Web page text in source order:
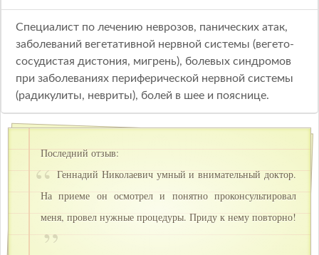
Специалист по лечению неврозов, панических атак,
заболеваний вегетативной нервной системы (вегето-
сосудистая дистония, мигрень), болевых синдромов
при заболеваниях периферической нервной системы
(радикулиты, невриты), болей в шее и пояснице.
Последний отзыв:
Геннадий Николаевич умный и внимательный доктор.
На приеме он осмотрел и понятно проконсультировал
меня, провел нужные процедуры. Приду к нему повторно!